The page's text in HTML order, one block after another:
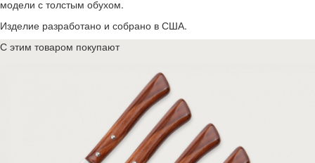
модели с толстым обухом.
Изделие разработано и собрано в США.
С этим товаром покупают